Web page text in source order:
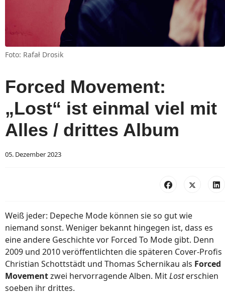
Foto: Rafał Drosik
Forced Movement:
„Lost“ ist einmal viel mit
Alles / drittes Album
05. Dezember 2023
Weiß jeder: Depeche Mode können sie so gut wie
niemand sonst. Weniger bekannt hingegen ist, dass es
eine andere Geschichte vor Forced To Mode gibt. Denn
2009 und 2010 veröffentlichten die späteren Cover-Profis
Christian Schottstädt und Thomas Schernikau als Forced
Movementzwei hervorragende Alben. MitLosterschien
soeben ihr drittes.